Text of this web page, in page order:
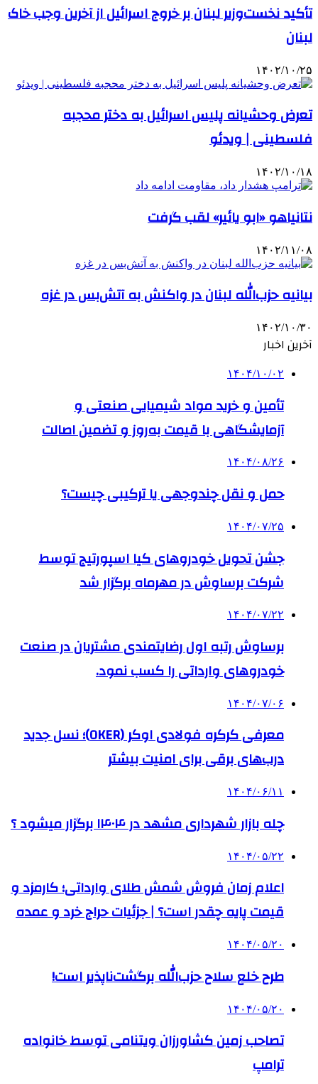
تأکید نخست‌وزیر لبنان بر خروج اسرائیل از آخرین وجب خاک
لبنان
۱۴۰۲/۱۰/۲۵
تعرض وحشیانه پلیس اسرائیل به دختر محجبه
فلسطینی | ویدئو
۱۴۰۲/۱۰/۱۸
نتانیاهو «ابو یائیر» لقب گرفت
۱۴۰۲/۱۱/۰۸
بیانیه حزب‌الله لبنان در واکنش به آتش‌بس در غزه
۱۴۰۲/۱۰/۳۰
آخرین اخبار
۱۴۰۴/۱۰/۰۲
تأمین و خرید مواد شیمیایی صنعتی و
آزمایشگاهی با قیمت به‌روز و تضمین اصالت
۱۴۰۴/۰۸/۲۶
حمل و نقل چندوجهی یا ترکیبی چیست؟
۱۴۰۴/۰۷/۲۵
جشن تحویل خودروهای کیا اسپورتیج توسط
شرکت برساوش در مهرماه برگزار شد
۱۴۰۴/۰۷/۲۲
برساوش رتبه اول رضایتمندی مشتریان در صنعت
خودروهای وارداتی را کسب نمود.
۱۴۰۴/۰۷/۰۶
معرفی کرکره فولادی اوکر (OKER)؛ نسل جدید
درب‌های برقی برای امنیت بیشتر
۱۴۰۴/۰۶/۱۱
چله بازار شهرداری مشهد در ۱۴۰۴ برگزار میشود ؟
۱۴۰۴/۰۵/۲۲
اعلام زمان فروش شمش طلای وارداتی؛ کارمزد و
قیمت پایه چقدر است؟ | جزئیات حراج خرد و عمده
۱۴۰۴/۰۵/۲۰
طرح خلع سلاح حزب‌الله برگشت‌ناپذیر است!
۱۴۰۴/۰۵/۲۰
تصاحب زمین کشاورزان ویتنامی توسط خانواده
ترامپ